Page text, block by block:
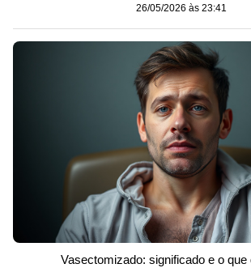
26/05/2026 às 23:41
Vasectomizado: significado e o que